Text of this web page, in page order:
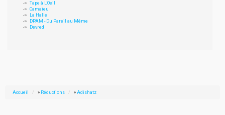
Tape à L'Oeil
Camaieu
La Halle
DPAM - Du Pareil au Même
Devred
Accueil » Réductions » Adishatz